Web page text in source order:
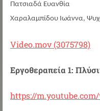
Πατσιαδά Ευανθία
Χαραλαμπίδου Ιωάννα,
Video.mov (3075798)
Εργοθεραπεία 1:
https://